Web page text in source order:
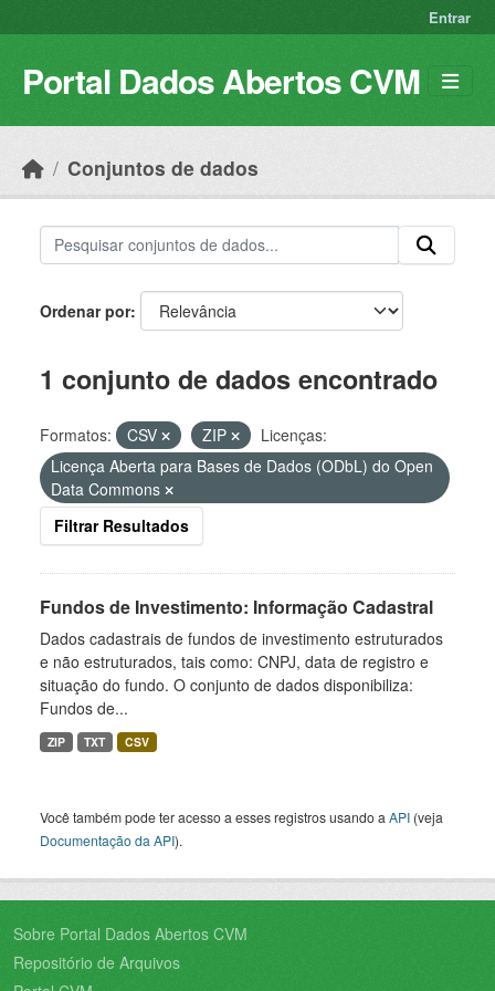
Entrar
Portal Dados Abertos CVM
Conjuntos de dados
Ordenar por
1 conjunto de dados encontrado
Formatos: CSV ZIP
Licenças:
Licença Aberta para Bases de Dados (ODbL) do Open
Data Commons
Filtrar Resultados
Fundos de Investimento: Informação Cadastral
Dados cadastrais de fundos de investimento estruturados
e não estruturados, tais como: CNPJ, data de registro e
situação do fundo. O conjunto de dados disponibiliza:
Fundos de...
ZIP TXT CSV
Você também pode ter acesso a esses registros usando a API (veja
Documentação da API).
Sobre Portal Dados Abertos CVM
Repositório de Arquivos